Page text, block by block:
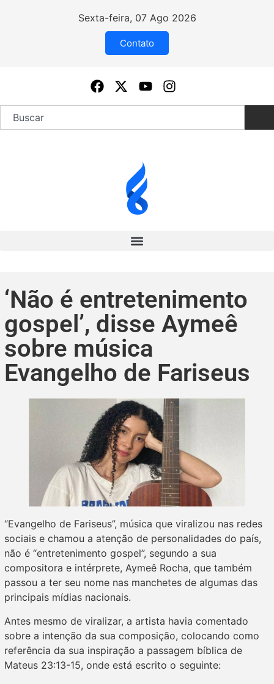
Sexta-feira, 07 Ago 2026
Contato
‘Não é entretenimento
gospel’, disse Aymeê
sobre música
Evangelho de Fariseus
“Evangelho de Fariseus”, música que viralizou nas redes
sociais e chamou a atenção de personalidades do país,
não é “entretenimento gospel”, segundo a sua
compositora e intérprete, Aymeê Rocha, que também
passou a ter seu nome nas manchetes de algumas das
principais mídias nacionais.
Antes mesmo de viralizar, a artista havia comentado
sobre a intenção da sua composição, colocando como
referência da sua inspiração a passagem bíblica de
Mateus‬ ‭23‬:‭13-15, onde está escrito o seguinte: